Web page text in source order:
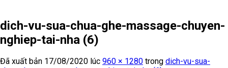
dich-vu-sua-chua-ghe-massage-chuyen-
nghiep-tai-nha (6)
Đã xuất bản 17/08/2020 lúc 960 × 1280 trong dich-vu-sua-